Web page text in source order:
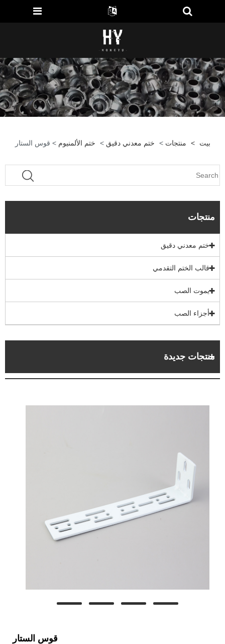
بيت > منتجات > ختم معدني دقيق > ختم الألمنيوم > قوس الستار
منتجات
ختم معدني دقيق
قالب الختم التقدمي
يموت الصب
أجزاء الصب
منتجات جديدة
قوس الستار